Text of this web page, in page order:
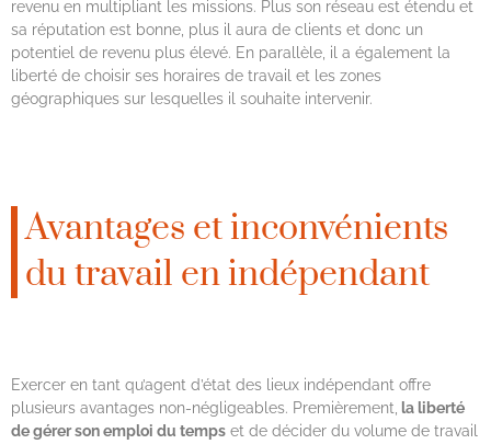
revenu en multipliant les missions. Plus son réseau est étendu et
sa réputation est bonne, plus il aura de clients et donc un
potentiel de revenu plus élevé. En parallèle, il a également la
liberté de choisir ses horaires de travail et les zones
géographiques sur lesquelles il souhaite intervenir.
Avantages et inconvénients
du travail en indépendant
Exercer en tant qu’agent d’état des lieux indépendant offre
plusieurs avantages non-négligeables. Premièrement, la liberté
de gérer son emploi du temps et de décider du volume de travail